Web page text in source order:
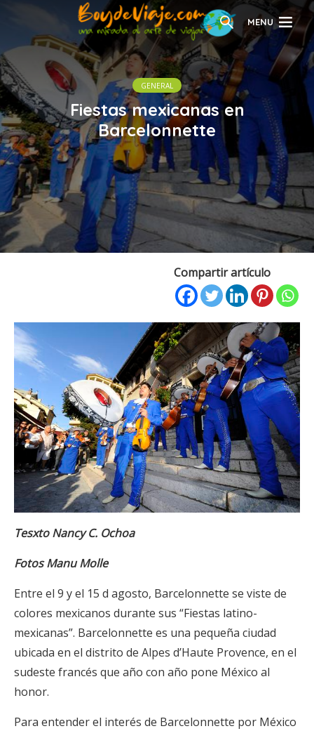
MENU
GENERAL
Fiestas mexicanas en
Barcelonnette
Compartir artículo
Tesxto Nancy C. Ochoa
Fotos Manu Molle
Entre el 9 y el 15 d agosto, Barcelonnette se viste de
colores mexicanos durante sus “Fiestas latino-
mexicanas”. Barcelonnette es una pequeña ciudad
ubicada en el distrito de Alpes d’Haute Provence, en el
sudeste francés que año con año pone México al
honor.
Para entender el interés de Barcelonnette por México